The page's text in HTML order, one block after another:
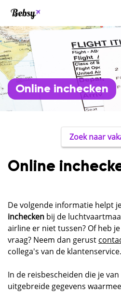
Online inchecken
Zoek naar
Online
De volgende informatie helpt
inchecken bij de
airline er niet tussen? Of heb
vraag? Neem dan gerust
collega's van de klantenservice.
In de reisbescheiden die je
uitgebreide gegevens